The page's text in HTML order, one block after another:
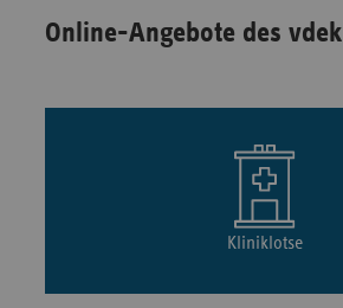
Online-Angebote des vdek
Kliniklotse